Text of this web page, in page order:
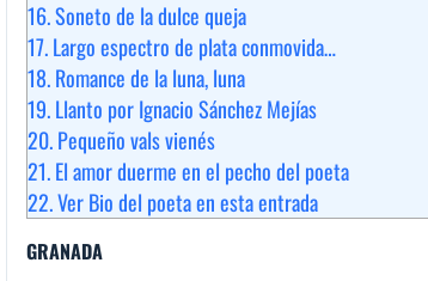
16.Soneto de la dulce queja
17.Largo espectro de plata conmovida…
18.Romance de la luna, luna
19.Llanto por Ignacio Sánchez Mejías
20.Pequeño vals vienés
21.El amor duerme en el pecho del poeta
22.Ver Bio del poeta en esta entrada
GRANADA